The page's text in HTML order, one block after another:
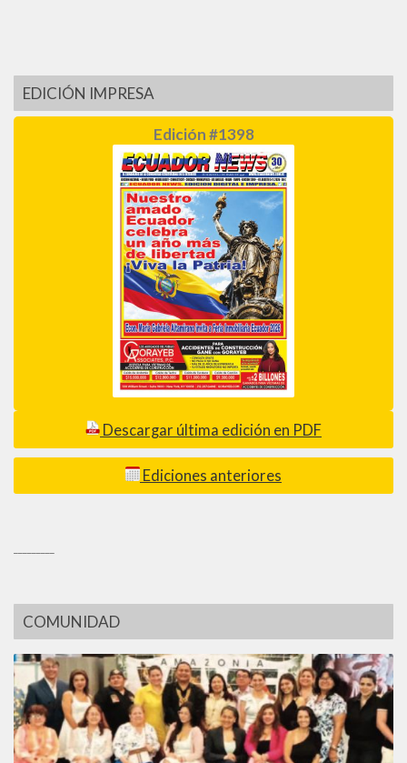
EDICIÓN IMPRESA
Edición #1398
Descargar última edición en PDF
Ediciones anteriores
COMUNIDAD